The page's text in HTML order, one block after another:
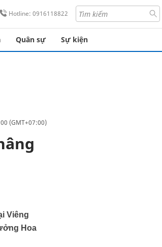
Hotline: 0916118822
Quân sự Sự kiện
(GMT+07:00)
Viêng
Hoa